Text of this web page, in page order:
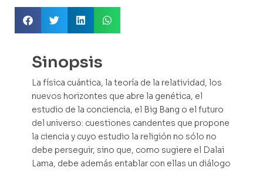
Sinopsis
La física cuántica, la teoría de la relatividad, los
nuevos horizontes que abre la genética, el
estudio de la conciencia, el Big Bang o el futuro
del universo: cuestiones candentes que propone
la ciencia y cuyo estudio la religión no sólo no
debe perseguir, sino que, como sugiere el Dalai
Lama, debe además entablar con ellas un diálogo